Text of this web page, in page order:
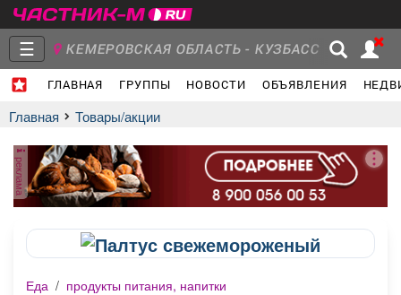
☰ КЕМЕРОВСКАЯ ОБЛАСТЬ - КУЗБАСС
ГЛАВНАЯ ГРУППЫ НОВОСТИ ОБЪЯВЛЕНИЯ
Главная
Объявления Недвижимость Услуги
Главная Товары/акции
реклама
Еда / продукты питания, напитки